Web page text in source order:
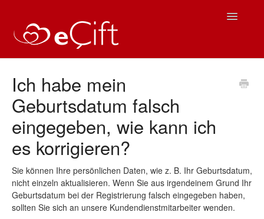
Toggle
eÇift Nutzung
Häufig gestellte Fragen
IOS Hilfe
Android Hilfe
Kontakt
Ich habe mein
Geburtsdatum falsch
eingegeben, wie kann ich
es korrigieren?
Sie können Ihre persönlichen Daten, wie z. B. Ihr Geburtsdatum,
nicht einzeln aktualisieren. Wenn Sie aus irgendeinem Grund Ihr
Geburtsdatum bei der Registrierung falsch eingegeben haben,
sollten Sie sich an unsere Kundendienstmitarbeiter wenden.